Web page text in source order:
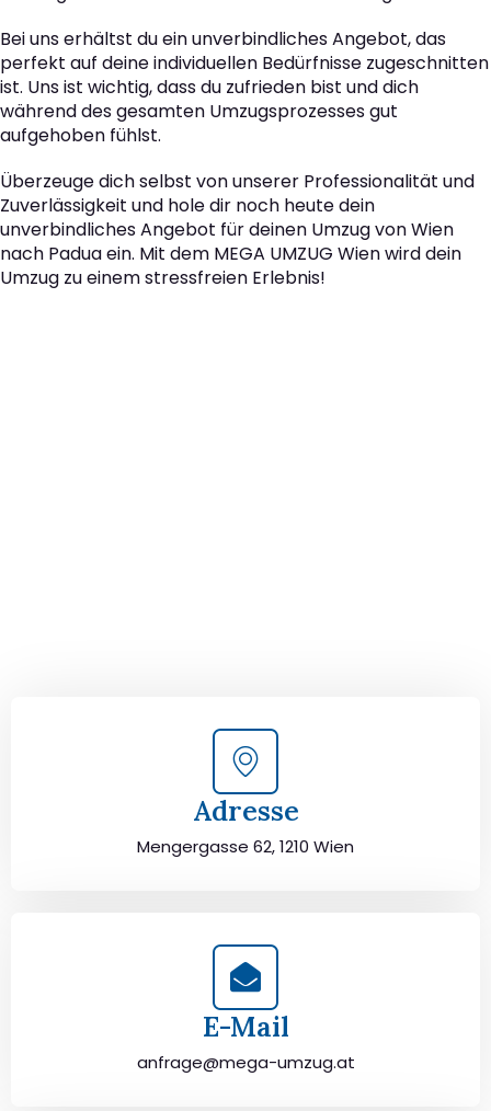
Bei uns erhältst du ein unverbindliches Angebot, das
perfekt auf deine individuellen Bedürfnisse zugeschnitten
ist. Uns ist wichtig, dass du zufrieden bist und dich
während des gesamten Umzugsprozesses gut
aufgehoben fühlst.
Überzeuge dich selbst von unserer Professionalität und
Zuverlässigkeit und hole dir noch heute dein
unverbindliches Angebot für deinen Umzug von Wien
nach Padua ein. Mit dem MEGA UMZUG Wien wird dein
Umzug zu einem stressfreien Erlebnis!
Adresse
Mengergasse 62, 1210 Wien
E-Mail
anfrage@mega-umzug.at